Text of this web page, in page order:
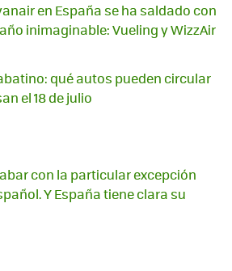
en España se ha saldado con
inimaginable: Vueling y WizzAir
qué autos pueden circular
el 18 de julio
con la particular excepción
Y España tiene clara su